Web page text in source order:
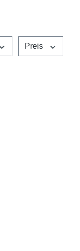
Preis